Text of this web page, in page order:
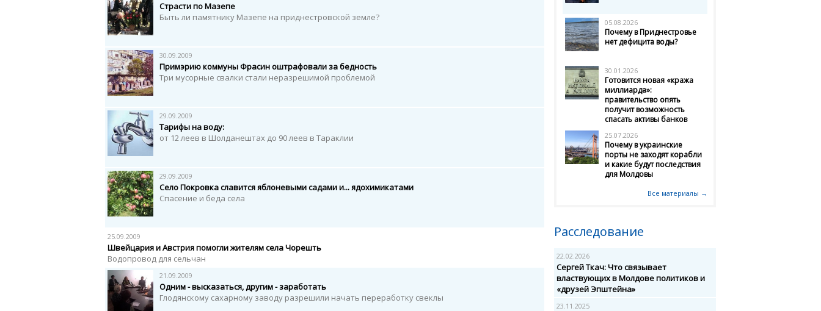
Страсти по Мазепе
Быть ли памятнику Мазепе на приднестровской земле?
30.09.2009
Примэрию коммуны Фрасин оштрафовали за бедность
Три мусорные свалки стали неразрешимой проблемой
29.09.2009
Тарифы на воду:
от 12 леев в Шолданештах до 90 леев в Тараклии
29.09.2009
Село Покровка cлавится яблоневыми садами и... ядохимикатами
Спасение и беда села
25.09.2009
Швейцария и Австрия помогли жителям села Чорешть
Водопровод для сельчан
21.09.2009
Одним - высказаться, другим - заработать
Глодянскому сахарному заводу разрешили начать переработку свеклы
05.08.2026
Почему в Приднестровье
нет дефицита воды?
30.01.2026
Готовится новая «кража
миллиарда»:
правительство опять
получит возможность
спасать активы банков
25.07.2026
Почему в украинские
порты не заходят корабли
и какие будут последствия
для Молдовы
Все материалы →
Расследование
22.02.2026
Сергей Ткач: Что связывает
властвующих в Молдове политиков и
«друзей Эпштейна»
23.11.2025